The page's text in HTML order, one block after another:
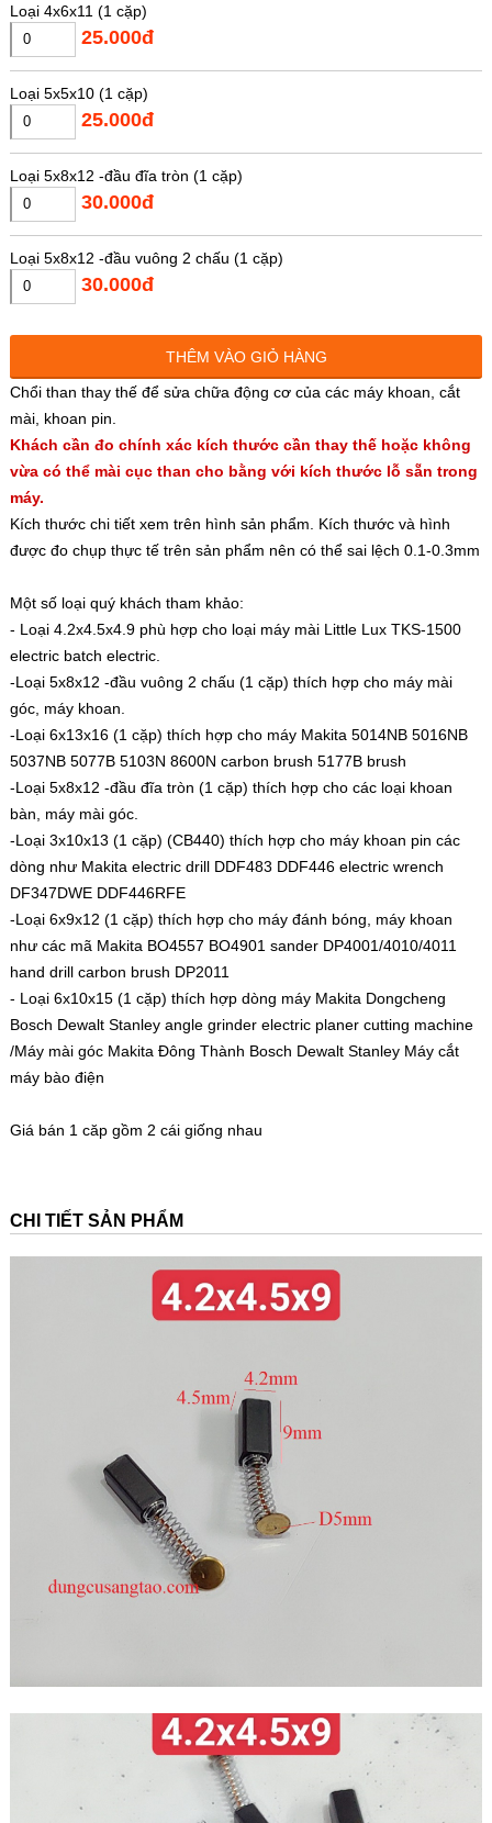
Loại 4x6x11 (1 cặp)
25.000đ
Loại 5x5x10 (1 cặp)
25.000đ
Loại 5x8x12 -đầu đĩa tròn (1 cặp)
30.000đ
Loại 5x8x12 -đầu vuông 2 chấu (1 cặp)
30.000đ
Loại 5x8x12-đầu vuông 4 chấu (1 cặp)
Loại 5x8x15 (1 cặp)
30.000đ
Loại 6x13x16 (1 cặp)
30.000đ
30.000đ
Loại 6x10x15 (1 căp)
30.000đ
THÊM VÀO GIỎ HÀNG
Chổi than thay thế để sửa chữa động cơ của các máy khoan, cắt
mài, khoan pin.
Khách cần đo chính xác kích thước cần thay thế hoặc không
vừa có thể mài cục than cho bằng với kích thước lỗ sẵn trong
máy.
Kích thước chi tiết xem trên hình sản phẩm. Kích thước và hình
được đo chụp thực tế trên sản phẩm nên có thể sai lệch 0.1-0.3mm
Một số loại quý khách tham khảo:
- Loại 4.2x4.5x4.9 phù hợp cho loại máy mài Little Lux TKS-1500
electric batch electric.
-Loại 5x8x12 -đầu vuông 2 chấu (1 cặp) thích hợp cho máy mài
góc, máy khoan.
-Loại 6x13x16 (1 cặp) thích hợp cho máy Makita 5014NB 5016NB
5037NB 5077B 5103N 8600N carbon brush 5177B brush
-Loại 5x8x12 -đầu đĩa tròn (1 cặp) thích hợp cho các loại khoan
bàn, máy mài góc.
-Loại 3x10x13 (1 cặp) (CB440) thích hợp cho máy khoan pin các
dòng như Makita electric drill DDF483 DDF446 electric wrench
DF347DWE DDF446RFE
-Loại 6x9x12 (1 cặp) thích hợp cho máy đánh bóng, máy khoan
như các mã Makita BO4557 BO4901 sander DP4001/4010/4011
hand drill carbon brush DP2011
- Loại 6x10x15 (1 cặp) thích hợp dòng máy Makita Dongcheng
Bosch Dewalt Stanley angle grinder electric planer cutting machine
/Máy mài góc Makita Đông Thành Bosch Dewalt Stanley Máy cắt
máy bào điện
Giá bán 1 căp gồm 2 cái giống nhau
CHI TIẾT SẢN PHẨM